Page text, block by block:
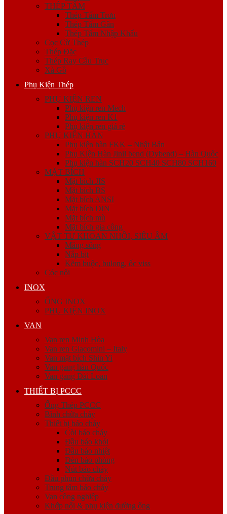
THÉP TẤM
Thép Tấm Trơn
Thép Tấm Gân
Thép Tấm Nhập Khẩu
Cọc Cừ Thép
Thép Đặc
Thép Ray Cầu Trục
Xà Gồ
Phụ Kiện Thép
PHỤ KIỆN REN
Phụ kiện ren Mech
Phụ kiện ren K1
Phụ kiện ren giá rẻ
PHỤ KIỆN HÀN
Phụ kiện hàn FKK – Nhật Bản
Phụ Kiện Hàn Jinil bend (Dybend) – Hàn Quốc
Phụ kiện hàn SCH20 SCH40 SCH80 SCH160
MẶT BÍCH
Mặt bích JIS
Mặt bích BS
Mặt bích ANSI
Mặt bích DIN
Mặt bích mù
Mặt bích gia công
VẬT TƯ KHOAN NHỒI, SIÊU ÂM
Măng sông
Nắp bịt
Kẽm buộc, bulong, ốc viss
Cóc nối
INOX
ỐNG INOX
PHỤ KIỆN INOX
VAN
Van ren Minh Hòa
Van ren Giacomini – Italy
Van mặt bích Shin Yi
Van gang hàn Quốc
Van gang Đài Loan
THIẾT BỊ PCCC
Ống Thép PCCC
Bình chữa cháy
Thiết bị báo cháy
Còi báo cháy
Đầu báo khói
Đầu báo nhiệt
Đèn báo phòng
Nút báo cháy
Đầu phun chữa cháy
Trung tâm báo cháy
Van công nghiệp
Khớp nối & phụ kiện đường ống